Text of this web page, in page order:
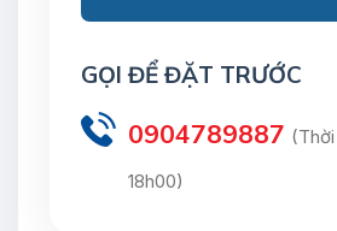
GỌI ĐỂ ĐẶT TRƯỚC
0904789887
18h00)